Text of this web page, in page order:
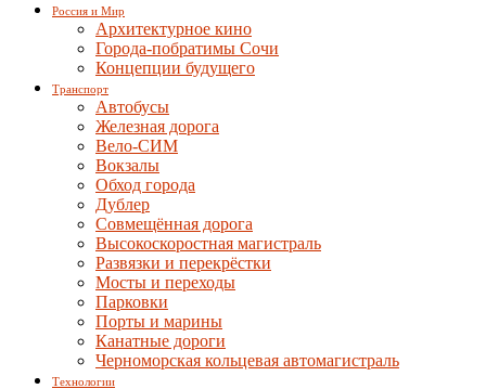
Россия и Мир
Архитектурное кино
Города-побратимы Сочи
Концепции будущего
Транспорт
Автобусы
Железная дорога
Вело-СИМ
Вокзалы
Обход города
Дублер
Совмещённая дорога
Высокоскоростная магистраль
Развязки и перекрёстки
Мосты и переходы
Парковки
Порты и марины
Канатные дороги
Черноморская кольцевая автомагистраль
Технологии